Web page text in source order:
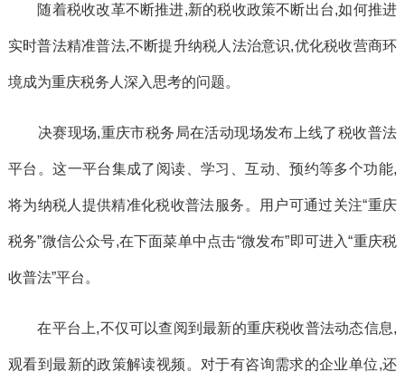
随着税收改革不断推进,新的税收政策不断出台,如何推进
实时普法精准普法,不断提升纳税人法治意识,优化税收营商环
境成为重庆税务人深入思考的问题。
决赛现场,重庆市税务局在活动现场发布上线了税收普法
平台。这一平台集成了阅读、学习、互动、预约等多个功能,
将为纳税人提供精准化税收普法服务。用户可通过关注“重庆
税务”微信公众号,在下面菜单中点击“微发布”即可进入“重庆税
收普法”平台。
在平台上,不仅可以查阅到最新的重庆税收普法动态信息,
观看到最新的政策解读视频。对于有咨询需求的企业单位,还